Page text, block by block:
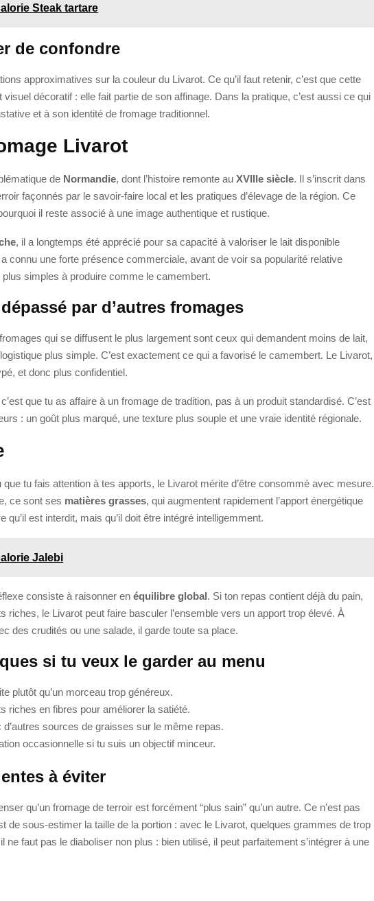
Steak tartare
de confondre
approximatives sur la couleur du Livarot. Ce qu’il faut retenir, c’est que cette
visuel décoratif : elle fait partie de son affinage. Dans la pratique, c’est aussi ce qui
et à son identité de fromage traditionnel.
Livarot
de Normandie, dont l’histoire remonte au XVIIIe siècle. Il s’inscrit dans
façonnés par le savoir-faire local et les pratiques d’élevage de la région. Ce
il reste associé à une image authentique et rustique.
, il a longtemps été apprécié pour sa capacité à valoriser le lait disponible
connu une forte présence commerciale, avant de voir sa popularité relative
simples à produire comme le camembert.
par d’autres fromages
qui se diffusent le plus largement sont ceux qui demandent moins de lait,
plus simple. C’est exactement ce qui a favorisé le camembert. Le Livarot,
et donc plus confidentiel.
que tu as affaire à un fromage de tradition, pas à un produit standardisé. C’est
: un goût plus marqué, une texture plus souple et une vraie identité régionale.
que tu fais attention à tes apports, le Livarot mérite d’être consommé avec mesure.
ce sont ses matières grasses, qui augmentent rapidement l’apport énergétique
qu’il est interdit, mais qu’il doit être intégré intelligemment.
Jalebi
consiste à raisonner en équilibre global. Si ton repas contient déjà du pain,
riches, le Livarot peut faire basculer l’ensemble vers un apport trop élevé. À
des crudités ou une salade, il garde toute sa place.
si tu veux le garder au menu
plutôt qu’un morceau trop généreux.
riches en fibres pour améliorer la satiété.
sources de graisses sur le même repas.
occasionnelle si tu suis un objectif minceur.
à éviter
qu’un fromage de terroir est forcément “plus sain” qu’un autre. Ce n’est pas
de sous-estimer la taille de la portion : avec le Livarot, quelques grammes de trop
ne faut pas le diaboliser non plus : bien utilisé, il peut parfaitement s’intégrer à une